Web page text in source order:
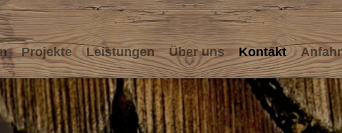
Projekte Leistungen Über uns Kontakt